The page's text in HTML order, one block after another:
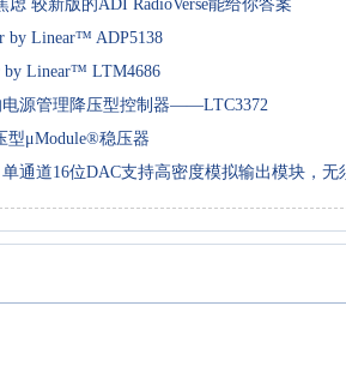
虑 较新版的ADI RadioVerse能给你答案
by Linear™ ADP5138
by Linear™ LTM4686
源管理降压型控制器——LTC3372
型μModule®稳压器
通道16位DAC支持高密度模拟输出模块，无